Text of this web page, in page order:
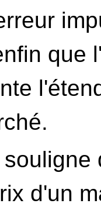
que
d'un